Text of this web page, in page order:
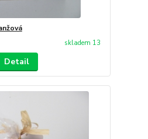
skladem 13
Detail